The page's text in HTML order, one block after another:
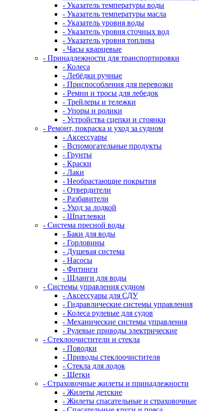
- Указатель температуры воды
- Указатель температуры масла
- Указатель уровня воды
- Указатель уровня сточных вод
- Указатель уровня топлива
- Часы кварцевые
- Принадлежности для транспортировки
- Колеса
- Лебёдки ручные
- Приспособления для перевозки
- Ремни и тросы для лебедок
- Трейлеры и тележки
- Упоры и ролики
- Устройства сцепки и стоянки
- Ремонт, покраска и уход за судном
- Аксессуары
- Вспомогательные продукты
- Грунты
- Краски
- Лаки
- Необрастающие покрытия
- Отвердители
- Разбавители
- Уход за лодкой
- Шпатлевки
- Система пресной воды
- Баки для воды
- Горловины
- Душевая система
- Насосы
- Фитинги
- Шланги для воды
- Системы управления судном
- Аксессуары для СДУ
- Гидравлические системы управления
- Колеса рулевые для судов
- Механические системы управления
- Рулевые приводы электрические
- Стеклоочистители и стекла
- Поводки
- Приводы стеклоочистителя
- Стекла для лодок
- Щетки
- Страховочные жилеты и принадлежности
- Жилеты детские
- Жилеты спасательные и страховочные